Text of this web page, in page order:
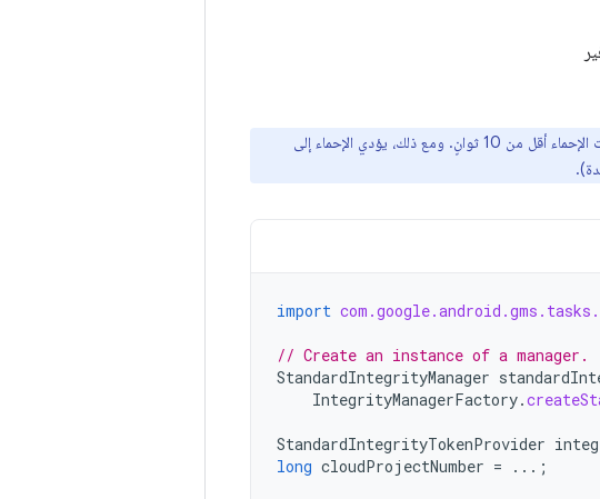
يبلغ وقت الاستجابة النموذجي لعملية الإحماء بضع ثوانٍ، وتستغرق معظم عمليات الإحماء أقل من 10 ثوانٍ. ومع ذلك، يؤدي الإحماء إلى
import
// Create an instance of a manager.
StandardIntegrityManager
IntegrityManagerFactory.
StandardIntegrityTokenProvider
long cloudProjectNumber = ...;